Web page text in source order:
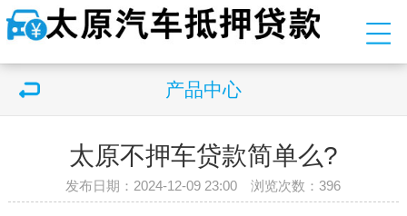
产品中心
太原不押车贷款简单么?
发布日期：2024-12-09 23:00 浏览次数：396